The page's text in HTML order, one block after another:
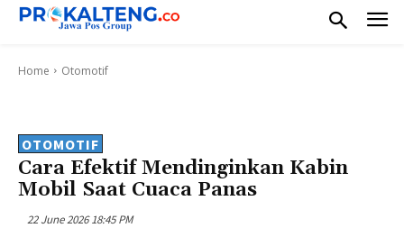
Home Otomotif
OTOMOTIF
Cara Efektif Mendinginkan Kabin
Mobil Saat Cuaca Panas
22 June 2026 18:45 PM